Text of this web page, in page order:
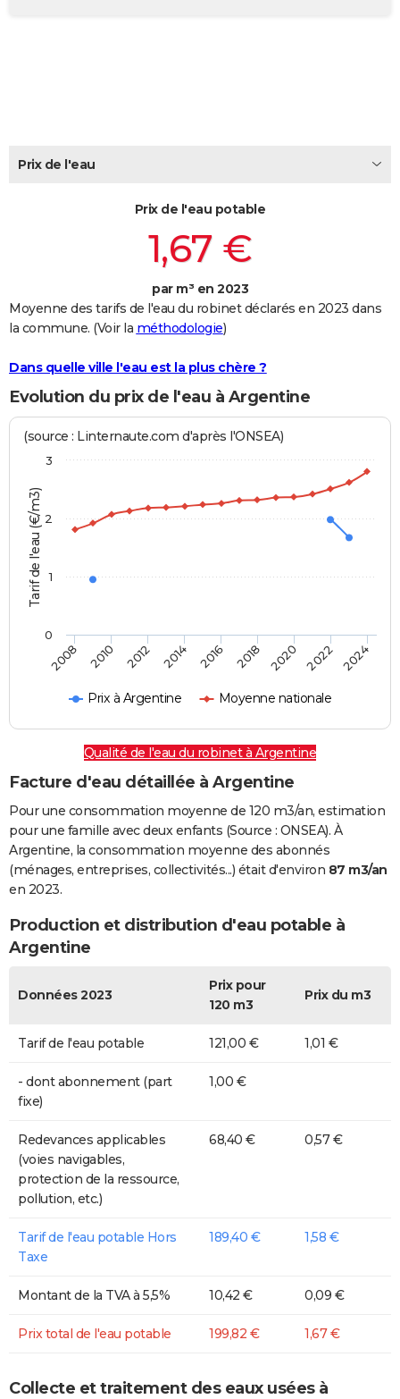
Carte de Noël
Carte Bonne année
Carte Saint-Valentin
Carte Pâques
Carte d'anniversaire
DICTIONNAIRE
FORUM
Prix de l'eau
Prix de l'eau potable
1,67 €
par m³ en 2023
Moyenne des tarifs de l'eau du robinet déclarés en 2023 dans
la commune. (Voir la méthodologie)
Dans quelle ville l'eau est la plus chère ?
Evolution du prix de l'eau à Argentine
Tarif de l'eau (€/m3)
(source : Linternaute.com d'après l'ONSEA)
Prix à Argentine Moyenne nationale
2008 2010 2012 2014 2016 2018 2020 2022 2024
1
2
3
0
Qualité de l'eau du robinet à Argentine
Facture d'eau détaillée à Argentine
Pour une consommation moyenne de 120 m3/an, estimation
pour une famille avec deux enfants (Source : ONSEA). À
Argentine, la consommation moyenne des abonnés
(ménages, entreprises, collectivités...) était d'environ 87 m3/an
en 2023.
Production et distribution d'eau potable à
Argentine
Données 2023
Prix pour
120 m3
Prix du m3
Tarif de l'eau potable 121,00 € 1,01 €
- dont abonnement (part
fixe)
1,00 €
Redevances applicables
(voies navigables,
protection de la ressource,
pollution, etc.)
68,40 € 0,57 €
Tarif de l'eau potable Hors
Taxe
189,40 € 1,58 €
Montant de la TVA à 5,5% 10,42 € 0,09 €
Prix total de l'eau potable 199,82 € 1,67 €
Collecte et traitement des eaux usées à